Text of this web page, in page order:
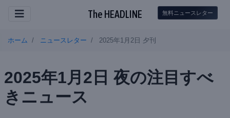
The HEADLINE 無料ニュースレター
ホーム ニュースレター 2025年1月2日 夕刊
2025年1月2日 夜の注目すべ
きニュース